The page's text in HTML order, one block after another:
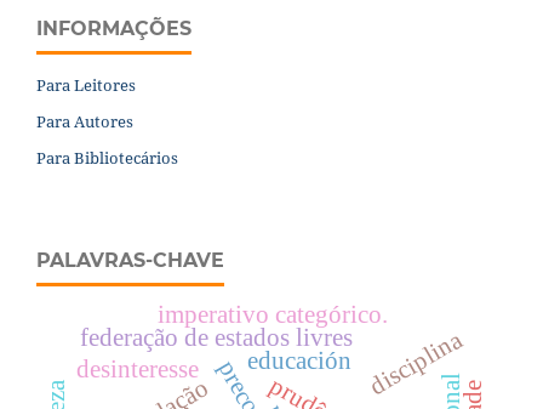
INFORMAÇÕES
Para Leitores
Para Autores
Para Bibliotecários
PALAVRAS-CHAVE
federação de estados livres
desinteresse
imperativo categórico.
educación disciplina